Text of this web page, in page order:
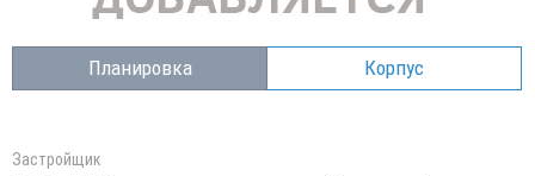
Планировка Корпус
Застройщик